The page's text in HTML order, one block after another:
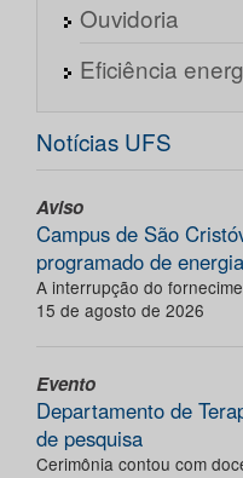
Ouvidoria
Eficiência
Notícias UFS
Aviso
Campus de São
programado de
A interrupção do
15 de agosto de 2026
Evento
Departamento de
de pesquisa
Cerimônia contou com